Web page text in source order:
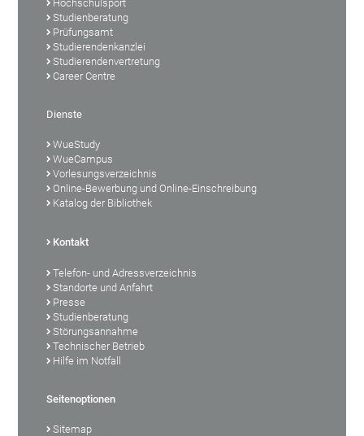
Hochschulsport
Studienberatung
Prüfungsamt
Studierendenkanzlei
Studierendenvertretung
Career Centre
Dienste
WueStudy
WueCampus
Vorlesungsverzeichnis
Online-Bewerbung und Online-Einschreibung
Katalog der Bibliothek
Kontakt
Telefon- und Adressverzeichnis
Standorte und Anfahrt
Presse
Studienberatung
Störungsannahme
Technischer Betrieb
Hilfe im Notfall
Seitenoptionen
Sitemap